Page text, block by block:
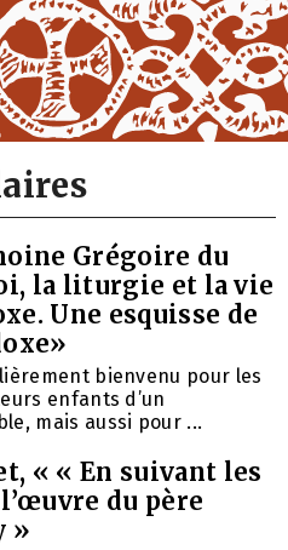
Grégoire du
la liturgie et la vie
Une esquisse de
bienvenu pour les
enfants d’un
mais aussi pour ...
« « En suivant les
du père
»